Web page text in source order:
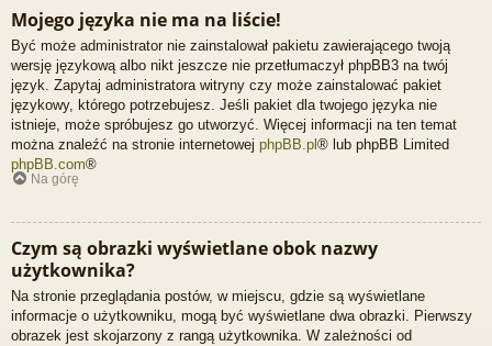
Mojego języka nie ma na liście!
Być może administrator nie zainstalował pakietu zawierającego twoją
wersję językową albo nikt jeszcze nie przetłumaczył phpBB3 na twój
język. Zapytaj administratora witryny czy może zainstalować pakiet
językowy, którego potrzebujesz. Jeśli pakiet dla twojego języka nie
istnieje, może spróbujesz go utworzyć. Więcej informacji na ten temat
można znaleźć na stronie internetowej phpBB.pl ® lub phpBB Limited
phpBB.com®
Na górę
Czym są obrazki wyświetlane obok nazwy
użytkownika?
Na stronie przeglądania postów, w miejscu, gdzie są wyświetlane
informacje o użytkowniku, mogą być wyświetlane dwa obrazki. Pierwszy
obrazek jest skojarzony z rangą użytkownika. W zależności od